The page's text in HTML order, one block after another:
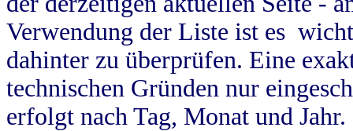
Verwendung der Liste ist es
dahinter zu überprüfen. Eine
technischen Gründen nur
erfolgt nach Tag, Monat und Jahr.